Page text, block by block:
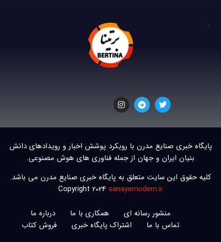
پایگاه خبری صنایع مدرن با رویکرد پوشش اخبار و رویدادهای دانش
بنیان ایران و جهان از جمله فناوری های هوش مصنوعی.
کلیه حقوق این سایت متعلق به پایگاه خبری صنایع مدرن می باشد.
Copyright 2024 sanayemodern.ir
منشور رسانه ای همکاری با ما
درباره ما
تماس با ما
اشتراک پایگاه خبری فروش کتاب